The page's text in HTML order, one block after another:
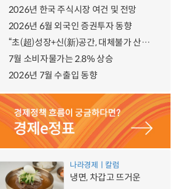
2026년 한국 주식시장 여건 및 전망
2026년 6월 외국인 증권투자 동향
“초(超)성장+신(新)공간, 대체불가 산업강국”
7월 소비자물가는 2.8% 상승
2026년 7월 수출입 동향
나라경제ㅣ칼럼
냉면, 차갑고 뜨거운